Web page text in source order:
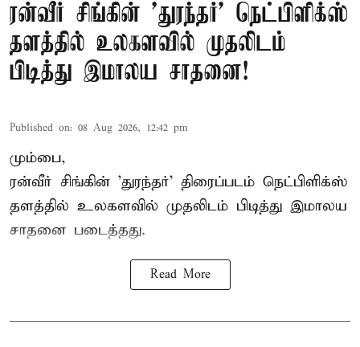
ரன்வீர் சிங்கின் 'துரந்தர்' நெட்பிளிக்ஸ்
தளத்தில் உலகளவில் முதலிடம்
பிடித்து இமாலய சாதனை!
Published on: 08 Aug 2026, 12:42 pm
மும்பை,
ரன்வீர் சிங்கின் 'துரந்தர்' திரைப்படம் நெட்பிளிக்ஸ்
தளத்தில் உலகளவில் முதலிடம் பிடித்து இமாலய
சாதனை படைத்தது.
Read More